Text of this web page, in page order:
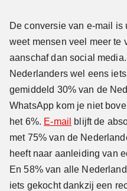
De conversie van e-mail is
weet mensen veel meer te
aanschaf dan social
Nederlanders wel eens
gemiddeld 30% van de
WhatsApp kom je niet
het 6%. E-mail
blijft de
met 75% van de
heeft naar aanleiding van
En 58% van alle
iets gekocht dankzij een